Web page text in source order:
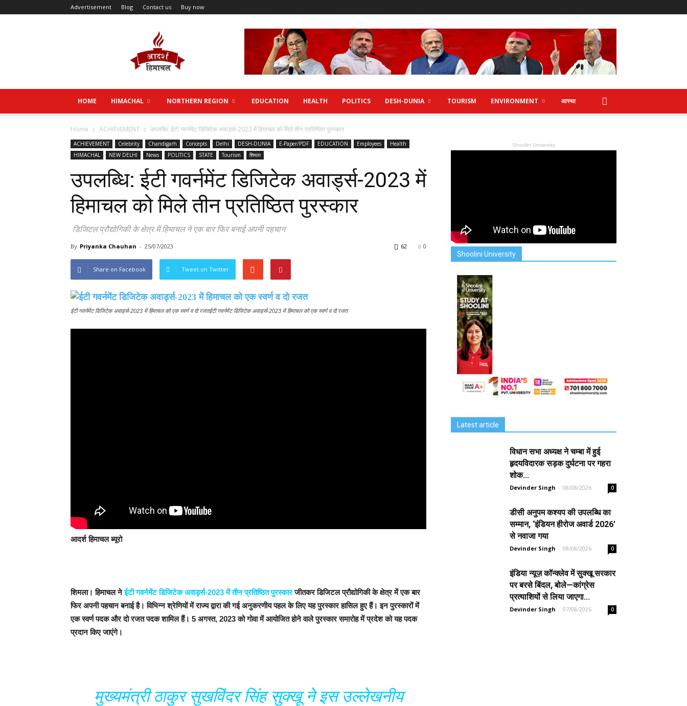
Advertisement Blog Contact us Buy now
HOME HIMACHAL NORTHERN REGION EDUCATION HEALTH POLITICS DESH-DUNIA TOURISM ENVIRONMENT आस्था
Home ACHIEVEMENT उपलब्धि: ईटी गवर्नमेंट डिजिटेक अवार्ड्स-2023 में हिमाचल को मिले तीन प्रतिष्ठित पुरस्कार
ACHIEVEMENT Celebrity Chandigarh Concepts Delhi DESH-DUNIA E-Paper/PDF EDUCATION Employees
Health
HIMACHAL
NEW DELHI News POLITICS STATE Tourism शिमला
उपलब्धि: ईटी गवर्नमेंट डिजिटेक अवार्ड्स-2023 में
हिमाचल को मिले तीन प्रतिष्ठित पुरस्कार
डिजिटल प्रौद्योगिकी के क्षेत्र में हिमाचल ने एक बार फिर बनाई अपनी पहचान
By Priyanka Chauhan - 25/07/2023 0
62
Share on Facebook Tweet on Twitter
ईटी गवर्नमेंट डिजिटेक अवार्ड्स-2023 में हिमाचल को एक स्वर्ण व दो रजतईटी गवर्नमेंट डिजिटेक अवार्ड्स-2023 में हिमाचल को एक स्वर्ण व दो रजत
आदर्श हिमाचल ब्यूरो
शिमला। हिमाचल नेईटी गवर्नमेंट डिजिटेक अवार्ड्स-2023 में तीन प्रतिष्ठित पुरस्कारजीतकर डिजिटल प्रौद्योगिकी के क्षेत्र में एक बार
फिर अपनी पहचान बनाई है। विभिन्न श्रेणियों में राज्य द्वारा की गई अनुकरणीय पहल के लिए यह पुरस्कार हासिल हुए हैं। इन पुरस्कारों में
एक स्वर्ण पदक और दो रजत पदक शामिल हैं। 5 अगस्त, 2023 को गोवा में आयोजित होने वाले पुरस्कार समारोह में प्रदेश को यह पदक
प्रदान किए जाएंगे।
मुख्यमंत्री ठाकुर सुखविंदर सिंह सुक्खू ने इस उल्लेखनीय
Shoolini University
Shoolini University
Latest article
विधान सभा अध्यक्ष ने चम्बा में हुई
हृदयविदारक सड़क दुर्घटना पर गहरा
शोक...
Devinder Singh - 08/08/2026 0
डीसी अनुपम कश्यप की उपलब्धि का
सम्मान, ‘इंडियन हीरोज अवार्ड 2026’
से नवाजा गया
Devinder Singh - 08/08/2026 0
इंडिया न्यूज़ कॉन्क्लेव में सुक्खू सरकार
पर बरसे बिंदल, बोले—कांग्रेस
प्रत्याशियों से लिया जाएगा...
Devinder Singh - 07/08/2026 0